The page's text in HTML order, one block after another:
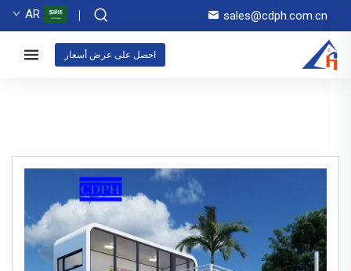
sales@cdph.com.cn
AR
احصل على عرض أسعار